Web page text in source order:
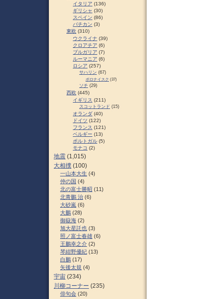
イタリア (136)
ギリシャ (30)
スペイン (86)
バチカン (3)
東欧 (310)
ウクライナ (39)
クロアチア (6)
ブルガリア (7)
ルーマニア (6)
ロシア (257)
サハリン (67)
ポロナイスク (37)
ソチ (29)
西欧 (445)
イギリス (211)
スコットランド (15)
オランダ (40)
ドイツ (122)
フランス (121)
ベルギー (13)
ポルトガル (5)
モナコ (2)
地震 (1,015)
大相撲 (100)
一山本大生 (4)
仲の国 (4)
北の富士勝昭 (11)
北青鵬 治 (6)
大砂嵐 (6)
大鵬 (28)
御嶽海 (2)
旭大星託也 (3)
照ノ富士春雄 (6)
王鵬幸之介 (2)
琴紺野優紀 (13)
白鵬 (17)
矢後太規 (4)
宇宙 (234)
川柳コーナー (235)
俳句会 (20)